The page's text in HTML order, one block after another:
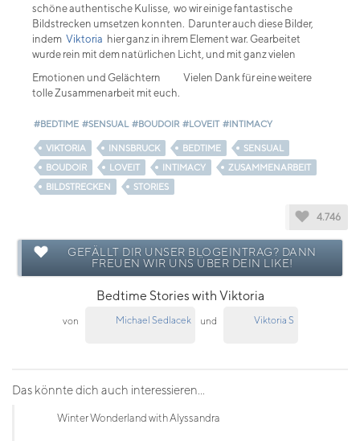
schöne authentische Kulisse, wo wir einige fantastische
Bildstrecken umsetzen konnten. Darunter auch diese Bilder,
indem Viktoria hier ganz in ihrem Element war. Gearbeitet
wurde rein mit dem natürlichen Licht, und mit ganz vielen
Emotionen und Gelächtern
Vielen Dank für eine weitere
tolle Zusammenarbeit mit euch.
#BEDTIME #SENSUAL #BOUDOIR #LOVEIT #INTIMACY
VIKTORIA INNSBRUCK BEDTIME
SENSUAL
BOUDOIR
LOVEIT INTIMACY
ZUSAMMENARBEIT
BILDSTRECKEN
STORIES
4.746
GEFÄLLT DIR UNSER BLOGEINTRAG? DANN
FREUEN WIR UNS ÜBER DEIN LIKE!
Bedtime Stories with Viktoria
von Michael Sedlacek und Viktoria S
Das könnte dich auch interessieren...
Winter Wonderland with Alyssandra